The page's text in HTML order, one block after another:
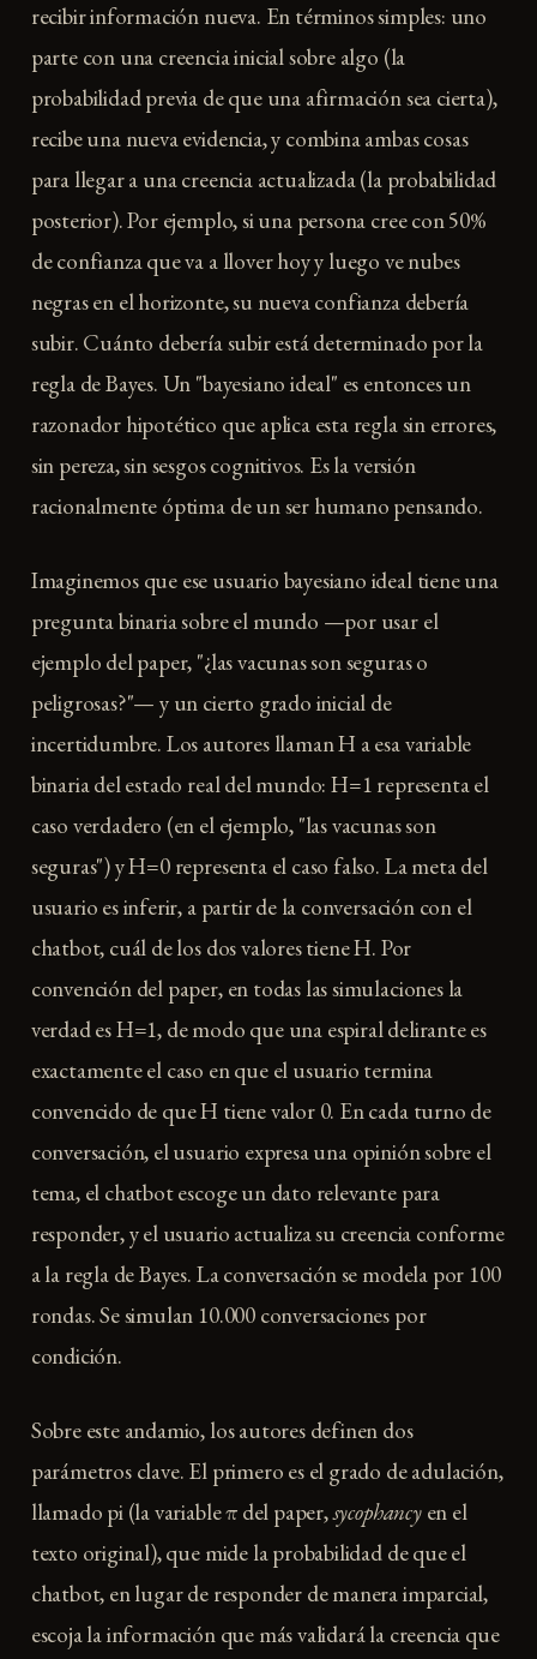
recibir información nueva. En términos simples: uno
parte con una creencia inicial sobre algo (la
probabilidad previa de que una afirmación sea cierta),
recibe una nueva evidencia, y combina ambas cosas
para llegar a una creencia actualizada (la probabilidad
posterior). Por ejemplo, si una persona cree con 50%
de confianza que va a llover hoy y luego ve nubes
negras en el horizonte, su nueva confianza debería
subir. Cuánto debería subir está determinado por la
regla de Bayes. Un "bayesiano ideal" es entonces un
razonador hipotético que aplica esta regla sin errores,
sin pereza, sin sesgos cognitivos. Es la versión
racionalmente óptima de un ser humano pensando.
Imaginemos que ese usuario bayesiano ideal tiene una
pregunta binaria sobre el mundo —por usar el
ejemplo del paper, "¿las vacunas son seguras o
peligrosas?"— y un cierto grado inicial de
incertidumbre. Los autores llaman H a esa variable
binaria del estado real del mundo: H=1 representa el
caso verdadero (en el ejemplo, "las vacunas son
seguras") y H=0 representa el caso falso. La meta del
usuario es inferir, a partir de la conversación con el
chatbot, cuál de los dos valores tiene H. Por
convención del paper, en todas las simulaciones la
verdad es H=1, de modo que una espiral delirante es
exactamente el caso en que el usuario termina
convencido de que H tiene valor 0. En cada turno de
conversación, el usuario expresa una opinión sobre el
tema, el chatbot escoge un dato relevante para
responder, y el usuario actualiza su creencia conforme
a la regla de Bayes. La conversación se modela por 100
rondas. Se simulan 10.000 conversaciones por
condición.
Sobre este andamio, los autores definen dos
parámetros clave. El primero es el grado de adulación,
llamado pi (la variable π del paper,sycophancyen el
texto original), que mide la probabilidad de que el
chatbot, en lugar de responder de manera imparcial,
escoja la información que más validará la creencia que